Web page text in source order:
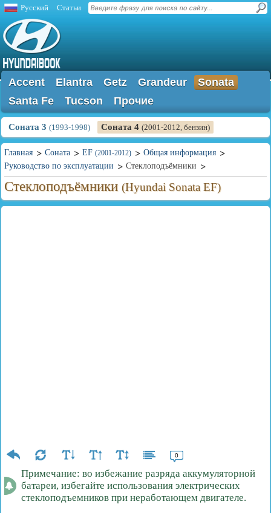
Русский Статьи
Accent Elantra Getz Grandeur
Sonata
Santa Fe
Tucson Прочие
Соната 3 (1993-1998) Соната 4 (2001-2012, бензин)
Главная Соната EF (2001-2012)
Общая информация
Руководство по эксплуатации
Стеклоподъёмники
Стеклоподъёмники (Hyundai Sonata EF)
0
Примечание: во избежание разряда аккумуляторной
батареи, избегайте использования электрических
стеклоподъемников при неработающем двигателе.